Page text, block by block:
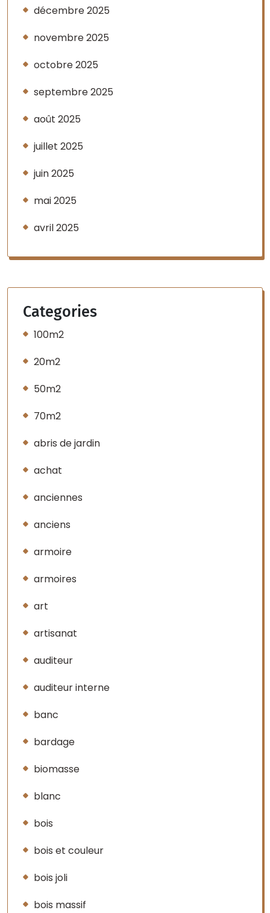
décembre 2025
novembre 2025
octobre 2025
septembre 2025
août 2025
juillet 2025
juin 2025
mai 2025
avril 2025
Categories
100m2
20m2
50m2
70m2
abris de jardin
achat
anciennes
anciens
armoire
armoires
art
artisanat
auditeur
auditeur interne
banc
bardage
biomasse
blanc
bois
bois et couleur
bois joli
bois massif